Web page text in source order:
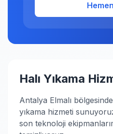
Halı Yıkama
Antalya Elmalı
yıkama hizmeti
son teknoloji